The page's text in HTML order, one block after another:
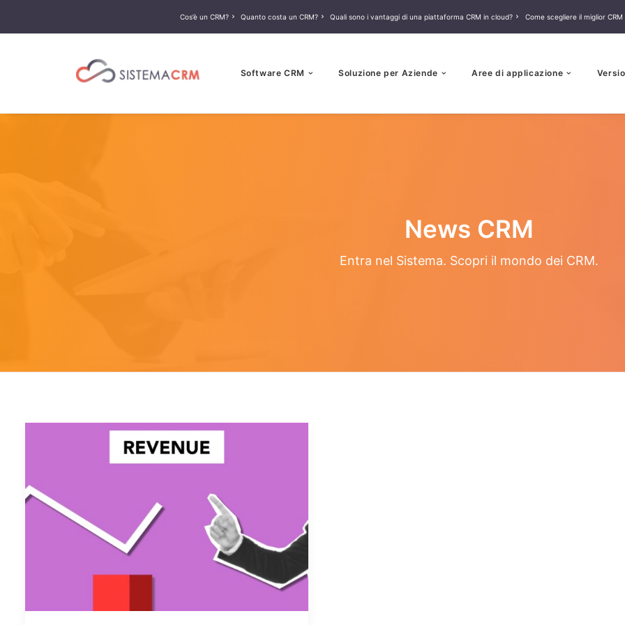
Cos’è un CRM? Quanto costa un CRM? Quali sono i vantaggi di una piattaforma CRM in cloud? Come scegliere il miglior
Software CRM Soluzione per Aziende Aree di applicazione
News CRM
Entra nel Sistema. Scopri il mondo dei CRM.